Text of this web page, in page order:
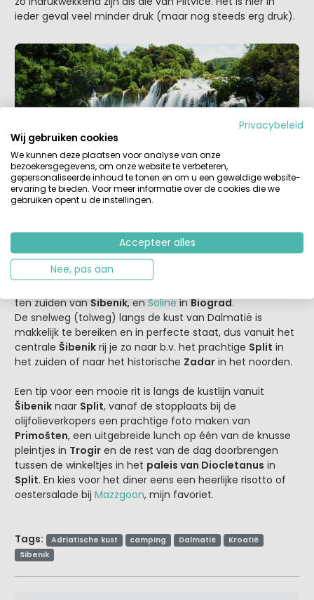
ieder geval veel minder druk (maar nog steeds erg druk).
Als je van zeilen houdt, of een plezierjacht hebt of huurt,
Kornati National Parkte bevaren. Het is een
indrukwekkende tocht die je kunt maken langs de 89
onbewoonde eilanden, eilandjes en rotsen voor de kust.
ten zuiden vanŠibenik, enSolineinBiograd.
De snelweg (tolweg) langs de kust van Dalmatië is
makkelijk te bereiken en in perfecte staat, dus vanuit het
centrale Šibenik rij je zo naar b.v. het prachtige Split in
het zuiden of naar het historische Zadar in het noorden.
Een tip voor een mooie rit is langs de kustlijn vanuit
Šibenik naar Split, vanaf de stopplaats bij de
olijfolieverkopers een prachtige foto maken van
Primošten, een uitgebreide lunch op één van de knusse
pleintjes in Trogir en de rest van de dag doorbrengen
tussen de winkeltjes in het paleis van Diocletanus in
Split. En kies voor het diner eens een heerlijke risotto of
oestersalade bij Mazzgoon, mijn favoriet.
Tags: Adriatische kust camping Dalmatië
Kroatië
Sibenik
Privacybeleid
Wij gebruiken cookies
We kunnen deze plaatsen voor analyse van onze
bezoekersgegevens, om onze website te verbeteren,
gepersonaliseerde inhoud te tonen en om u een geweldige website-
ervaring te bieden. Voor meer informatie over de cookies die we
gebruiken opent u de instellingen.
Accepteer alles
Nee, pas aan